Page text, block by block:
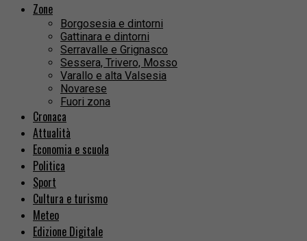
Zone
Borgosesia e dintorni
Gattinara e dintorni
Serravalle e Grignasco
Sessera, Trivero, Mosso
Varallo e alta Valsesia
Novarese
Fuori zona
Cronaca
Attualità
Economia e scuola
Politica
Sport
Cultura e turismo
Meteo
Edizione Digitale